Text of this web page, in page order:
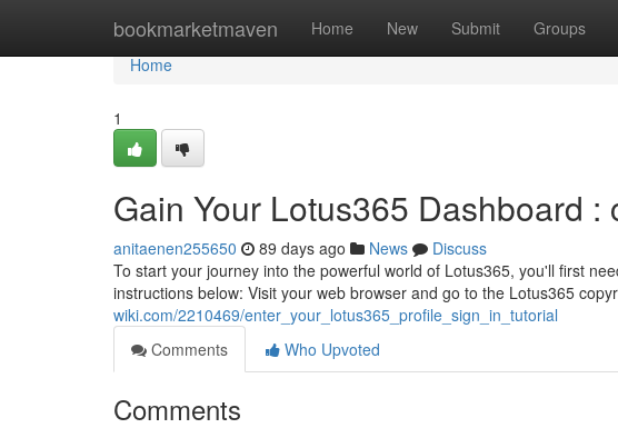
bookmarketmaven Home New Submit Groups
Home
Home
1
Gain Your Lotus365 Dashboard :
anitaenen255650 89 days ago News
Discuss
To start your journey into the powerful world of Lotus365, you'll first
instructions below: Visit your web browser and go to the Lotus365
wiki.com/2210469/enter_your_lotus365_profile_sign_in_tutorial
Comments
Who Upvoted
Comments